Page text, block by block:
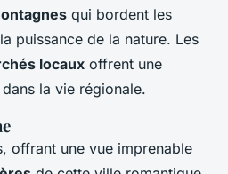
qui bordent les
puissance de la nature. Les
locaux offrent une
la vie régionale.
offrant une vue imprenable